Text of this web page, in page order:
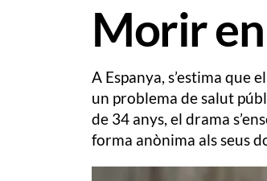
Morir
A Espanya, s’estima que
un problema de salut
de 34 anys, el drama
forma anònima als seus